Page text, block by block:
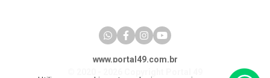
www.portal49.com.br